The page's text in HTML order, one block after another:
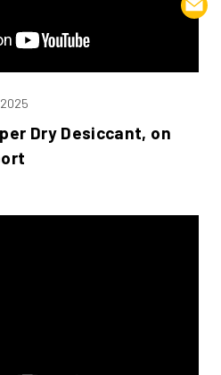
Dry Desiccant, on